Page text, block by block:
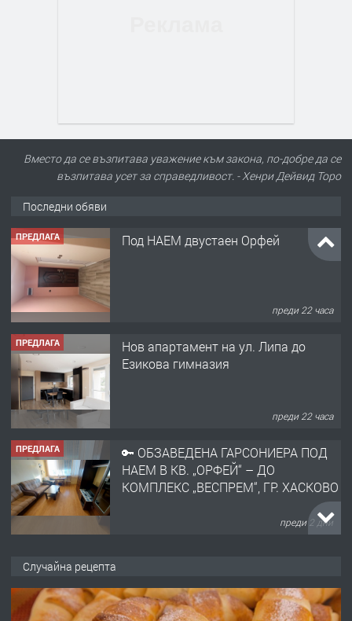
Вместо да се възпитава уважение към закона, по-добре да се
възпитава усет за справедливост. - Хенри Дейвид Торо
Последни обяви
ПРЕДЛАГА Под НАЕМ двустаен Орфей
преди 22 часа
ПРЕДЛАГА
Нов апартамент на ул. Липа до
Езикова гимназия
преди 22 часа
ПРЕДЛАГА
🔑 ОБЗАВЕДЕНА ГАРСОНИЕРА ПОД
НАЕМ В КВ. „ОРФЕЙ“ – ДО
КОМПЛЕКС „ВЕСПРЕМ“, ГР. ХАСКОВО
преди 2 дни
АПАРТАМЕНТ В ЦЕНТЪРА НА ГР.
ХАСКОВО
Случайна рецепта